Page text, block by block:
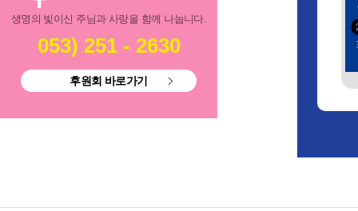
생명의 빛이신 주님과 사랑을 함께 나눕니다.
053) 251 - 2630
후원회 바로가기